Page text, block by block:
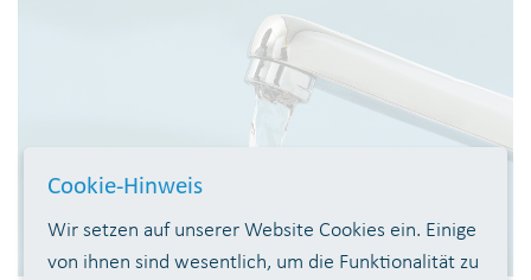
Cookie-Hinweis
Wir setzen auf unserer Website Cookies ein. Einige
von ihnen sind wesentlich, um die Funktionalität zu